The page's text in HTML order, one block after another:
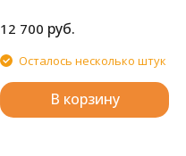
12 700 руб.
Осталось несколько штук
В корзину